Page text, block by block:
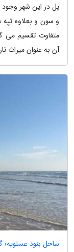
پل در این شهر وجود
متفاوت تقسیم می
آن به عنوان میراث
ساحل بنود